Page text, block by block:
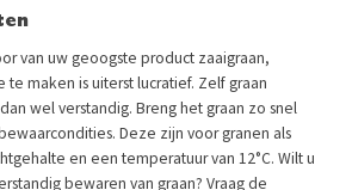
van uw geoogste product zaaigraan,
maken is uiterst lucratief. Zelf graan
wel verstandig. Breng het graan zo snel
Deze zijn voor granen als
en een temperatuur van 12°C. Wilt u
bewaren van graan? Vraag de